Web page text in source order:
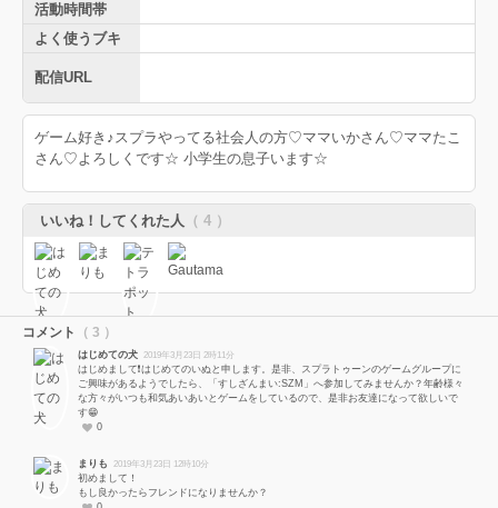
活動時間帯
よく使うブキ
配信URL
ゲーム好き♪スプラやってる社会人の方♡ママいかさん♡ママたこ
さん♡よろしくです☆ 小学生の息子います☆
いいね！してくれた人 （ 4 ）
コメント （ 3 ）
はじめての犬 2019年3月23日 2時11分
はじめまして❗️はじめてのいぬと申します。是非、スプラトゥーンのゲームグループに
ご興味があるようでしたら、「すしざんまい:SZM」へ参加してみませんか？年齢様々
な方々がいつも和気あいあいとゲームをしているので、是非お友達になって欲しいで
す😁
0
まりも 2019年3月23日 12時10分
初めまして！
もし良かったらフレンドになりませんか？